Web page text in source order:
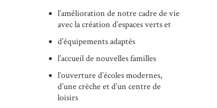
l’amélioration de notre cadre de vie
avec la création d’espaces verts et
d’équipements adaptés
l’accueil de nouvelles familles
l’ouverture d’écoles modernes,
d’une crèche et d’un centre de
loisirs